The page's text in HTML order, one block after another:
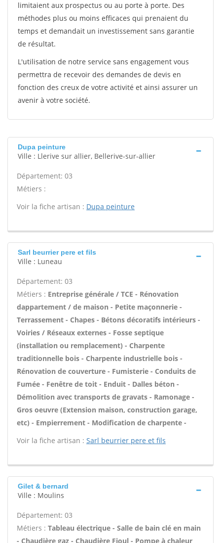
limitaient aux prospectus ou au porte à porte. Des
méthodes plus ou moins efficaces qui prenaient du
temps et demandait un investissement sans garantie
de résultat.
L'utilisation de notre service sans engagement vous
permettra de recevoir des demandes de devis en
fonction des creux de votre activité et ainsi assurer un
avenir à votre société.
Dupa peinture
Ville : Llerive sur allier, Bellerive-sur-allier
Département: 03
Métiers :
Voir la fiche artisan : Dupa peinture
Sarl beurrier pere et fils
Ville : Luneau
Département: 03
Métiers : Entreprise générale / TCE - Rénovation
dappartement / de maison - Petite maçonnerie -
Terrassement - Chapes - Bétons décoratifs intérieurs -
Voiries / Réseaux externes - Fosse septique
(installation ou remplacement) - Charpente
traditionnelle bois - Charpente industrielle bois -
Rénovation de couverture - Fumisterie - Conduits de
Fumée - Fenêtre de toit - Enduit - Dalles béton -
Démolition avec transports de gravats - Ramonage -
Gros oeuvre (Extension maison, construction garage,
etc) - Empierrement - Modification de charpente -
Voir la fiche artisan : Sarl beurrier pere et fils
Gilet & bernard
Ville : Moulins
Département: 03
Métiers : Tableau électrique - Salle de bain clé en main
- Chaudière gaz - Chaudière Fioul - Pompe à chaleur